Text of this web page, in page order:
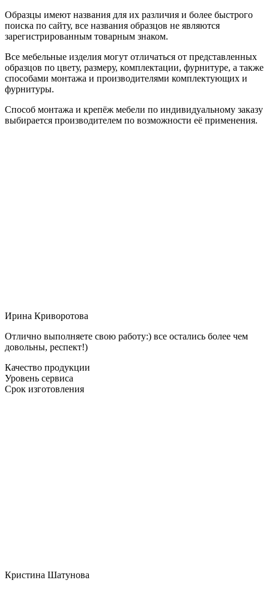
Образцы имеют названия для их различия и более быстрого
поиска по сайту, все названия образцов не являются
зарегистрированным товарным знаком.
Все мебельные изделия могут отличаться от представленных
образцов по цвету, размеру, комплектации, фурнитуре, а также
способами монтажа и производителями комплектующих и
фурнитуры.
Способ монтажа и крепёж мебели по индивидуальному заказу
выбирается производителем по возможности её применения.
Ирина Криворотова
Отлично выполняете свою работу:) все остались более чем
довольны, респект!)
Качество продукции
Уровень сервиса
Срок изготовления
Кристина Шатунова